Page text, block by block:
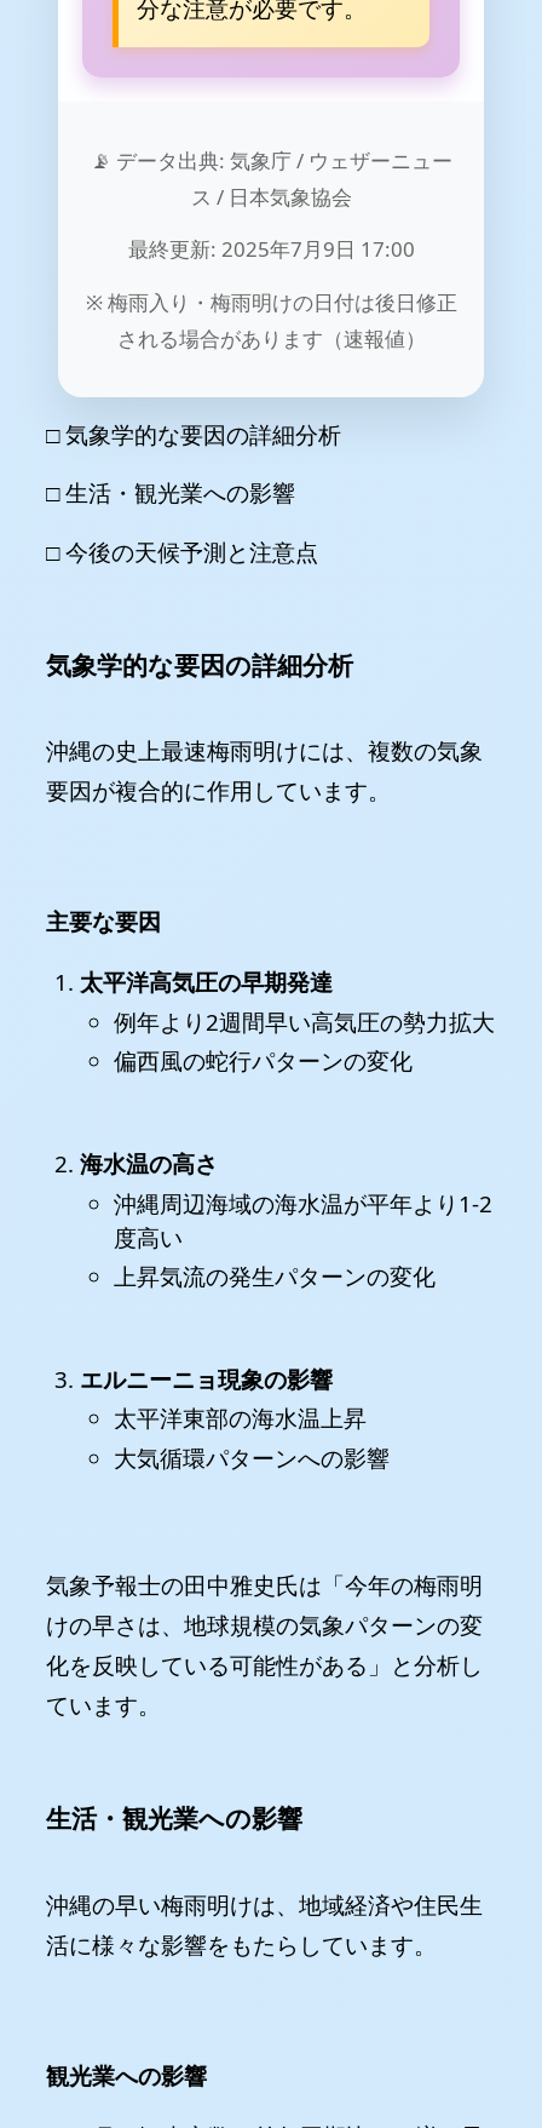
分な注意が必要です。
📡 データ出典: 気象庁 / ウェザーニュー
ス / 日本気象協会
最終更新: 2025年7月9日 17:00
※ 梅雨入り・梅雨明けの日付は後日修正
される場合があります（速報値）
□ 気象学的な要因の詳細分析
□ 生活・観光業への影響
□ 今後の天候予測と注意点
気象学的な要因の詳細分析
沖縄の史上最速梅雨明けには、複数の気象
要因が複合的に作用しています。
主要な要因
太平洋高気圧の早期発達
例年より2週間早い高気圧の勢力拡大
偏西風の蛇行パターンの変化
海水温の高さ
沖縄周辺海域の海水温が平年より1-2
度高い
上昇気流の発生パターンの変化
エルニーニョ現象の影響
太平洋東部の海水温上昇
大気循環パターンへの影響
気象予報士の田中雅史氏は「今年の梅雨明
けの早さは、地球規模の気象パターンの変
化を反映している可能性がある」と分析し
ています。
生活・観光業への影響
沖縄の早い梅雨明けは、地域経済や住民生
活に様々な影響をもたらしています。
観光業への影響